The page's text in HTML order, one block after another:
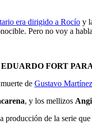
era dirigido a Rocío y
Pero no voy a
FORT
de Gustavo Martínez
, y los mellizos
producción de la serie